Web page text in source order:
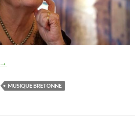
Kenavo Louise Ebrel…
→
MUSIQUE BRETONNE